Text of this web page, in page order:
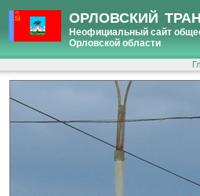
ОРЛОВСКИЙ
Неофициальный сайт
Орловской области